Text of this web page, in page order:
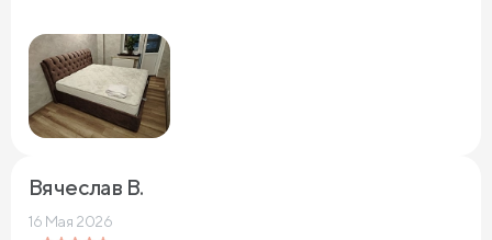
Вячеслав В.
16 Мая 2026